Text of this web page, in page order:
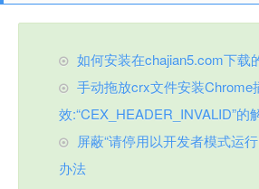
如何安装在chajian5.com下载
手动拖放crx文件安装Chrome
效:“CEX_HEADER_INVALID”的
屏蔽“请停用以开发者模式运
办法